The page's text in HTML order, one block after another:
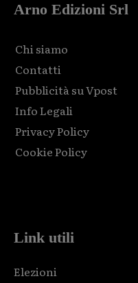
Arno Edizioni Srl
Chi siamo
Contatti
Pubblicità su Vpost
Info Legali
Privacy Policy
Cookie Policy
Link utili
Elezioni